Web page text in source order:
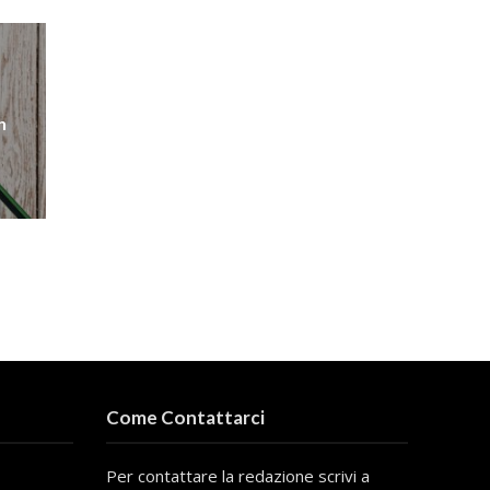
Come Contattarci
Per contattare la redazione scrivi a